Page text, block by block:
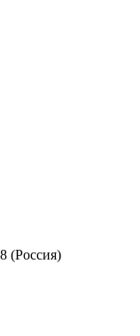
(Россия)